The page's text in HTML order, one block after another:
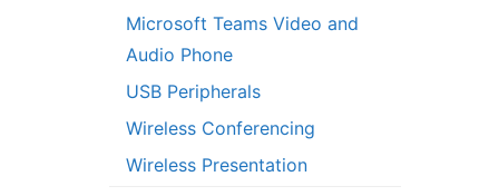
Microsoft Teams Video and
Audio Phone
USB Peripherals
Wireless Conferencing
Wireless Presentation